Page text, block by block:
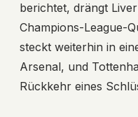
berichtet, drängt
Champions-League-
steckt weiterhin in
Arsenal, und
Rückkehr eines